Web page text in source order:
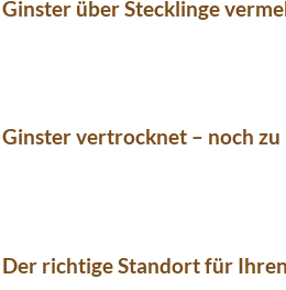
Ginster über Stecklinge
Ginster vertrocknet – noch zu
Der richtige Standort für